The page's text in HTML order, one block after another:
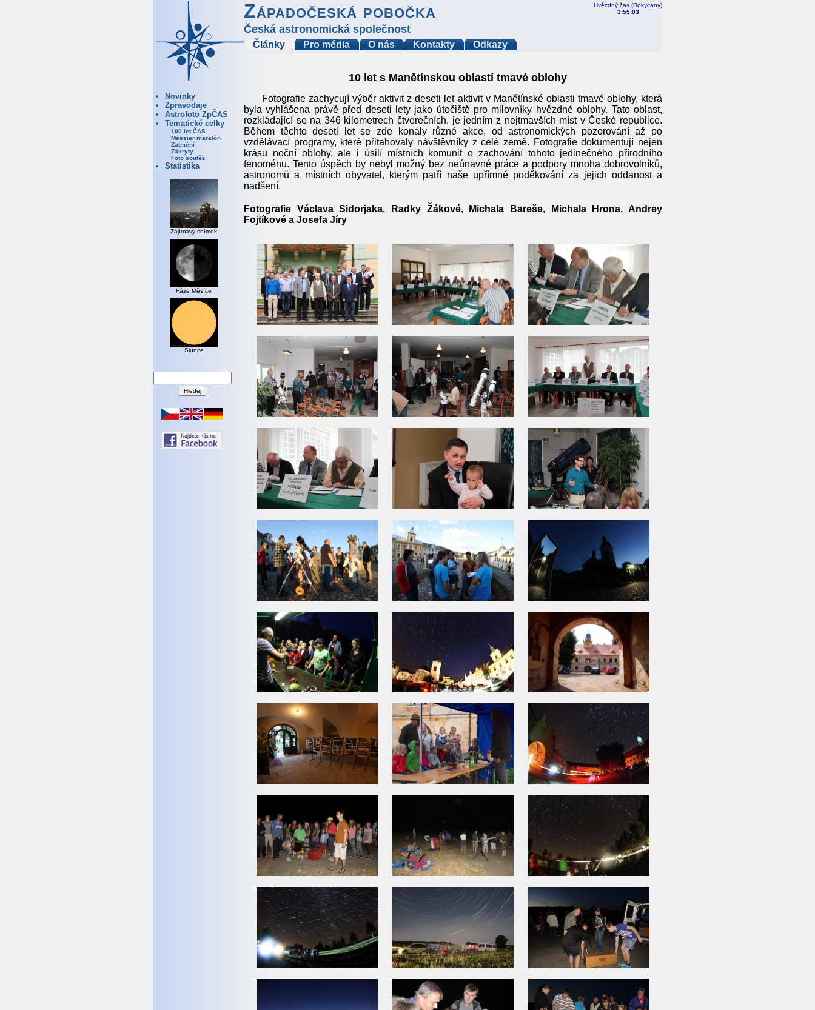
Hvězdný čas (Rokycany)
3:55:06
Západočeská pobočka
Česká astronomická společnost
Články Pro média O nás Kontakty Odkazy
Novinky
Zpravodaje
Astrofoto ZpČAS
Tematické celky
100 let ČAS
Messier maratón
Zatmění
Zákryty
Foto soutěž
Statistika
Zajímavý snímek
Fáze Měsíce
Slunce
10 let s Manětínskou oblastí tmavé oblohy
Fotografie zachycují výběr aktivit z deseti let aktivit v Manětínské oblasti tmavé oblohy, která
byla vyhlášena právě před deseti lety jako útočiště pro milovníky hvězdné oblohy. Tato oblast,
rozkládající se na 346 kilometrech čtverečních, je jedním z nejtmavších míst v České republice.
Během těchto deseti let se zde konaly různé akce, od astronomických pozorování až po
vzdělávací programy, které přitahovaly návštěvníky z celé země. Fotografie dokumentují nejen
krásu noční oblohy, ale i úsilí místních komunit o zachování tohoto jedinečného přírodního
fenoménu. Tento úspěch by nebyl možný bez neúnavné práce a podpory mnoha dobrovolníků,
astronomů a místních obyvatel, kterým patří naše upřímné poděkování za jejich oddanost a
nadšení.
Fotografie Václava Sidorjaka, Radky Žákové, Michala Bareše, Michala Hrona, Andrey
Fojtíkové a Josefa Jíry